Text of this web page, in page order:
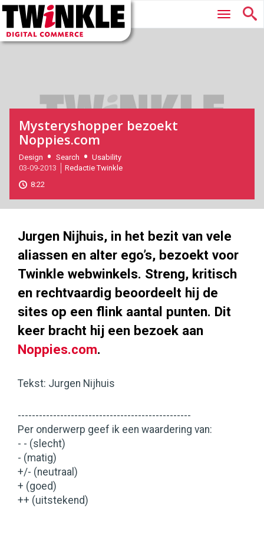
Twinkle
Digital
Commerce
Hoofdmenu
Mysteryshopper bezoekt
Noppies.com
2013-
09-
03T10:00:00
2017-
11-
Design Search
Usability
03-09-2013
Redactie Twinkle
8:22
Jurgen Nijhuis, in het bezit van vele
aliassen en alter ego’s, bezoekt voor
Twinkle webwinkels. Streng, kritisch
en rechtvaardig beoordeelt hij de
sites op een flink aantal punten. Dit
keer bracht hij een bezoek aan
Noppies.com.
Tekst: Jurgen Nijhuis
-------------------------------------------------
Per onderwerp geef ik een waardering van:
- - (slecht)
- (matig)
+/- (neutraal)
+ (goed)
++ (uitstekend)